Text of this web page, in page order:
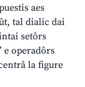
aes
tal dialic dai
setôrs
e operadôrs
la figure